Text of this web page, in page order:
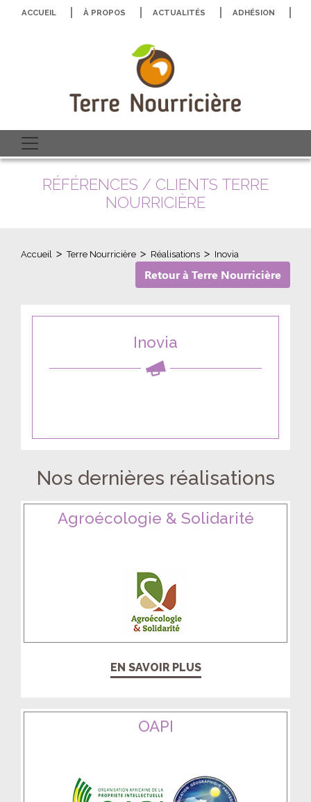
ACCUEIL À PROPOS ACTUALITÉS ADHÉSION
RÉFÉRENCES / CLIENTS TERRE
NOURRICIÈRE
Accueil >Terre Nourricière > Réalisations > Inovia
Retour à Terre Nourricière
Inovia
Nos dernières réalisations
Agroécologie & Solidarité
EN SAVOIR PLUS
OAPI